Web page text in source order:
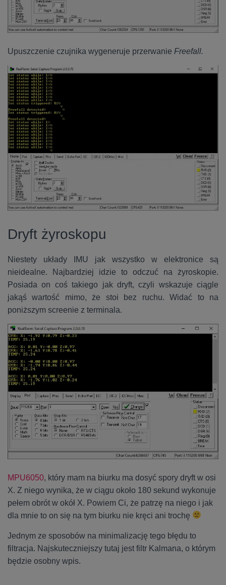
Upuszczenie czujnika wygeneruje przerwanie Freefall.
Dryft żyroskopu
Niestety układy IMU jak wszystko w elektronice są
nieidealne. Najbardziej idzie to odczuć na żyroskopie.
Posiada on coś takiego jak dryft, czyli wskazuje ciągle
jakąś wartość mimo, że stoi bez ruchu. Widać to na
poniższym screenie z terminala.
MPU6050, który mam na biurku ma dosyć spory dryft w osi
X. Z niego wynika, że w ciągu około 180 sekund wykonuje
pełem obrót w okół X. Powiem Ci, że patrzę na niego i jak
dla mnie to on się na tym biurku nie kręci ani trochę
Jednym ze sposobów na minimalizację tego błędu to
filtracja. Najskuteczniejszy tutaj jest filtr Kalmana, o którym
będzie osobny wpis.